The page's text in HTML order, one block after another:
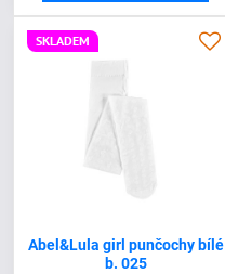
SKLADEM
Abel&Lula girl punčochy bílé
b. 025